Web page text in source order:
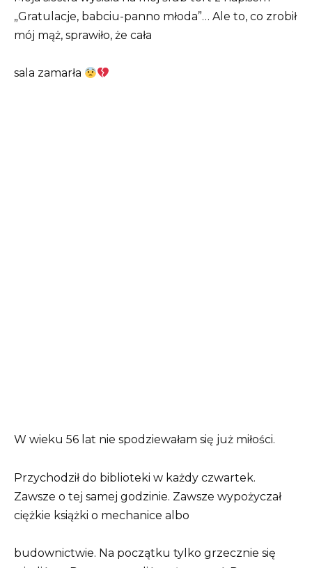
„Gratulacje, babciu-panno młoda”… Ale to, co zrobił
mój mąż, sprawiło, że cała
sala zamarła
W wieku 56 lat nie spodziewałam się już miłości.
Przychodził do biblioteki w każdy czwartek.
Zawsze o tej samej godzinie. Zawsze wypożyczał
ciężkie książki o mechanice albo
budownictwie. Na początku tylko grzecznie się